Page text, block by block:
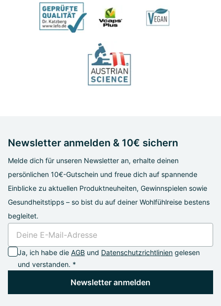
Newsletter anmelden & 10€ sichern
Melde dich für unseren Newsletter an, erhalte deinen
persönlichen 10€-Gutschein und freue dich auf spannende
Einblicke zu aktuellen Produktneuheiten, Gewinnspielen sowie
Gesundheitstipps – so bist du auf deiner Wohlfühlreise bestens
begleitet.
Ja, ich habe die AGB und Datenschutzrichtlinien gelesen
und verstanden. *
Newsletter anmelden